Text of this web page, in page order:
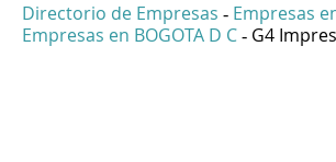
Directorio de Empresas - Empresas
Empresas en BOGOTA D C - G4